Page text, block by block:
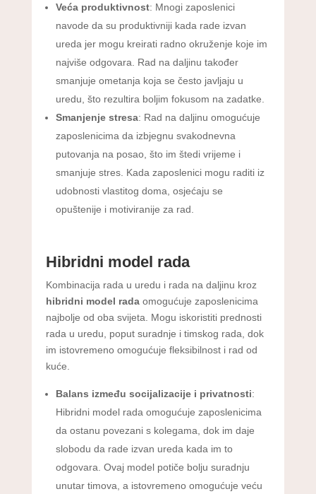
Veća produktivnost: Mnogi zaposlenici
navode da su produktivniji kada rade izvan
ureda jer mogu kreirati radno okruženje koje im
najviše odgovara. Rad na daljinu također
smanjuje ometanja koja se često javljaju u
uredu, što rezultira boljim fokusom na zadatke.
Smanjenje stresa: Rad na daljinu omogućuje
zaposlenicima da izbjegnu svakodnevna
putovanja na posao, što im štedi vrijeme i
smanjuje stres. Kada zaposlenici mogu raditi iz
udobnosti vlastitog doma, osjećaju se
opuštenije i motiviranije za rad.
Hibridni model rada
Kombinacija rada u uredu i rada na daljinu kroz
hibridni model radaomogućuje zaposlenicima
najbolje od oba svijeta. Mogu iskoristiti prednosti
rada u uredu, poput suradnje i timskog rada, dok
im istovremeno omogućuje fleksibilnost i rad od
kuće.
Balans između socijalizacije i privatnosti:
Hibridni model rada omogućuje zaposlenicima
da ostanu povezani s kolegama, dok im daje
slobodu da rade izvan ureda kada im to
odgovara. Ovaj model potiče bolju suradnju
unutar timova, a istovremeno omogućuje veću